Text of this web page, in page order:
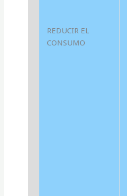
REDUCIR EL
CONSUMO